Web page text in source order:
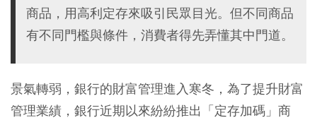
商品，用高利定存來吸引民眾目光。但不同商品
有不同門檻與條件，消費者得先弄懂其中門道。
景氣轉弱，銀行的財富管理進入寒冬，為了提升財富
管理業績，銀行近期以來紛紛推出「定存加碼」商